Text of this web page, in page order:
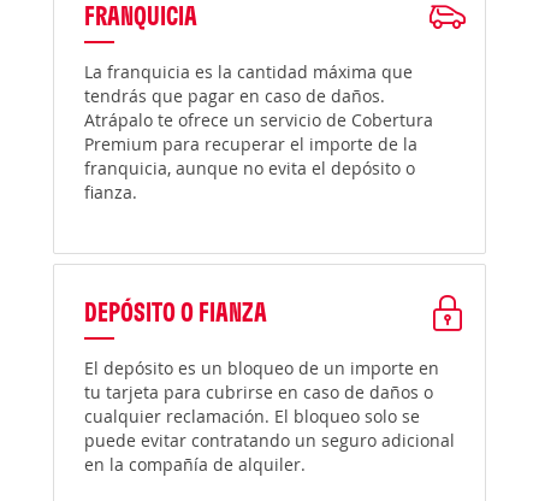
FRANQUICIA
La franquicia es la cantidad máxima que
tendrás que pagar en caso de daños.
Atrápalo te ofrece un servicio de Cobertura
Premium para recuperar el importe de la
franquicia, aunque no evita el depósito o
fianza.
DEPÓSITO O FIANZA
El depósito es un bloqueo de un importe en
tu tarjeta para cubrirse en caso de daños o
cualquier reclamación. El bloqueo solo se
puede evitar contratando un seguro adicional
en la compañía de alquiler.